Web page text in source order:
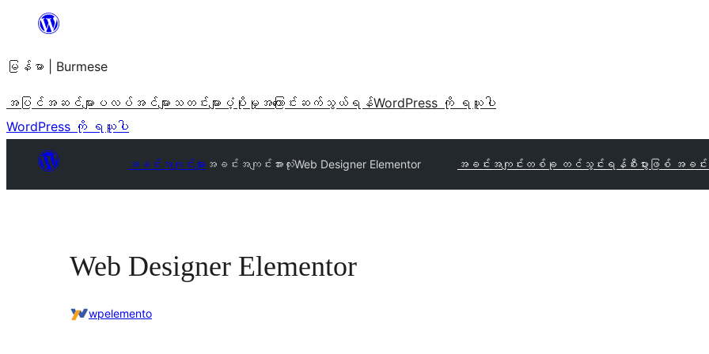
အကြောင်းအရာ
ကျော်သွား
ရန်
မြန်မာ | Burmese
အပြင်အဆင်များ ပလပ်အင်များ သတင်းများ ပံ့ပိုးမှု အကြောင်း ဆက်သွယ်ရန်WordPress ကို ရယူပါ
WordPress ကို ရယူပါ
အခင်းအကျင်းများ အခင်းအကျင်းအားလုံးWeb Designer Elementor အခင်းအကျင်းတစ်ခု တင်သွင်းရန် စီးပွားဖြစ် အခင်
Web Designer Elementor
wpelemento